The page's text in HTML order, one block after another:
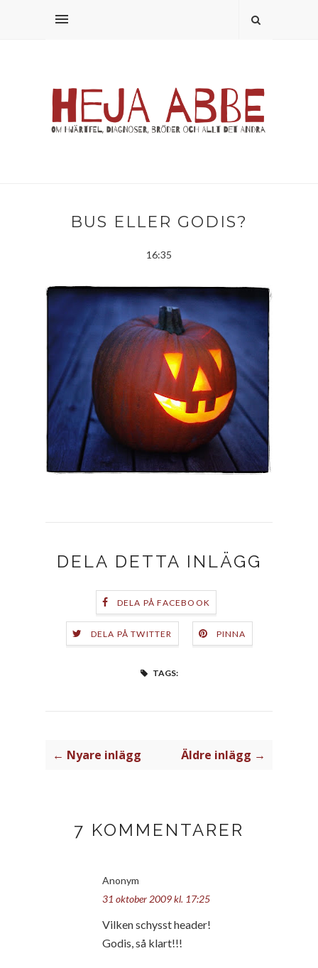
BUS ELLER GODIS?
16:35
DELA DETTA INLÄGG
DELA PÅ FACEBOOK
DELA PÅ TWITTER PINNA
TAGS:
← Nyare inlägg Äldre inlägg →
7 KOMMENTARER
Anonym
31 oktober 2009 kl. 17:25
Vilken schysst header!
Godis, så klart!!!